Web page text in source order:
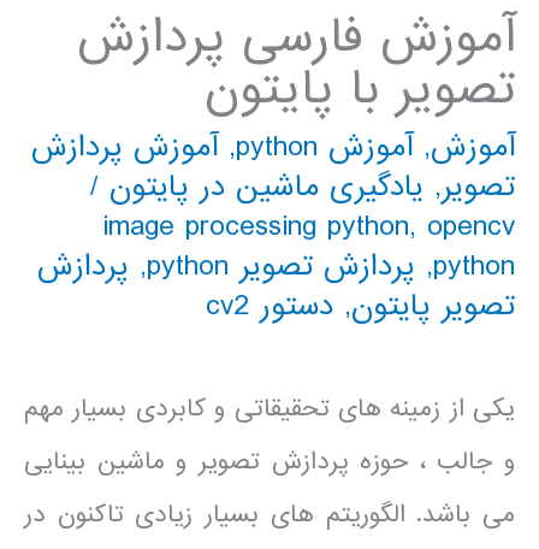
آموزش فارسی پردازش
تصویر با پایتون
آموزش,آموزش python ,آموزش پردازش
تصویر, یادگیری ماشین در پایتون /
image processing python, opencv
python
, پردازش تصویر python , پردازش
تصویر پایتون, دستور cv2
یکی از زمینه های تحقیقاتی و کابردی بسیار مهم
و جالب ، حوزه پردازش تصویر و ماشین بینایی
می باشد. الگوریتم های بسیار زیادی تاکنون در